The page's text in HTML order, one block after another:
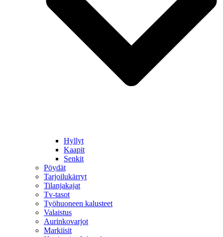
Hyllyt
Kaapit
Senkit
Pöydät
Tarjoilukärryt
Tilanjakajat
Tv-tasot
Työhuoneen kalusteet
Valaistus
Aurinkovarjot
Markiisit